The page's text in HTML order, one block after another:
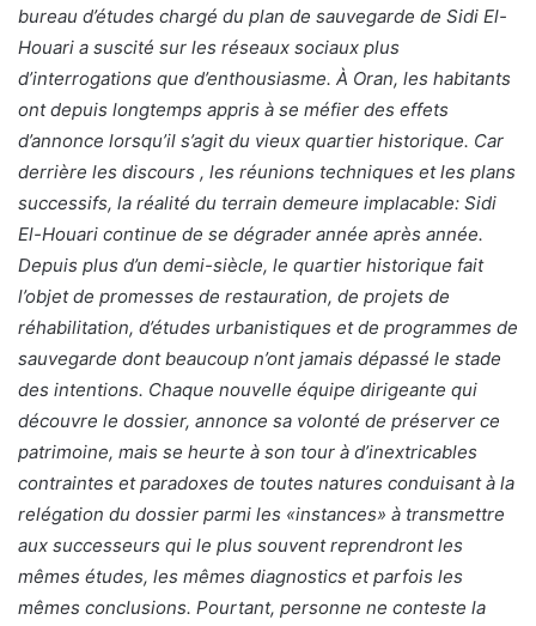
bureau d’études chargé du plan de sauvegarde de Sidi El-
Houari a suscité sur les réseaux sociaux plus
d’interrogations que d’enthousiasme. À Oran, les habitants
ont depuis longtemps appris à se méfier des effets
d’annonce lorsqu’il s’agit du vieux quartier historique. Car
derrière les discours , les réunions techniques et les plans
successifs, la réalité du terrain demeure implacable: Sidi
El-Houari continue de se dégrader année après année.
Depuis plus d’un demi-siècle, le quartier historique fait
l’objet de promesses de restauration, de projets de
réhabilitation, d’études urbanistiques et de programmes de
sauvegarde dont beaucoup n’ont jamais dépassé le stade
des intentions. Chaque nouvelle équipe dirigeante qui
découvre le dossier, annonce sa volonté de préserver ce
patrimoine, mais se heurte à son tour à d’inextricables
contraintes et paradoxes de toutes natures conduisant à la
relégation du dossier parmi les «instances» à transmettre
aux successeurs qui le plus souvent reprendront les
mêmes études, les mêmes diagnostics et parfois les
mêmes conclusions. Pourtant, personne ne conteste la